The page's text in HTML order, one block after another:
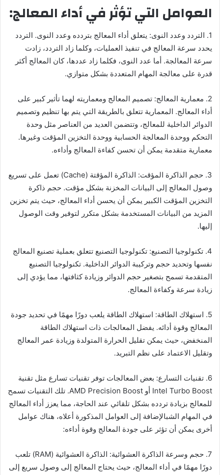
العوامل التي تؤثر في أداء المعالج:
1. التردد وعدد النوى: يتعلق أداء المعالج بتردده وعدد النوى. التردد
يحدد سرعة المعالج في تنفيذ العمليات، وكلما زاد التردد، زادت
سرعة المعالجة. أما عدد النوى، فكلما زاد عددها، كان المعالج أكثر
قدرة على معالجة المهام المتعددة بشكل متوازي.
2. معمارية المعالج: تصميم المعالج ومعماريته لهما تأثير كبير على
أداء المعالج. المعمارية تتعلق بالطريقة التي يتم بها تنظيم وتصميم
الدوائر الداخلية للمعالج، وتتضمن العديد من العناصر مثل وحدة
التحكم ووحدة المعالجة الحسابية ووحدة التخزين المؤقت وغيرها.
معمارية متقدمة يمكن أن تحسن كفاءة المعالج وأداءه.
3. حجم الذاكرة المؤقت: الذاكرة المؤقتة (Cache) تعمل على تسريع
وصول المعالج إلى البيانات المخزنة بشكل مؤقت. حجم ذاكرة
التخزين المؤقت الكبير يمكن أن يحسن أداء المعالج، حيث يتم تخزين
المزيد من البيانات المستخدمة بشكل متكرر لتوفير وقت الوصول
إليها.
4. تكنولوجيا التصنيع: تكنولوجيا التصنيع تتعلق بعملية تصنيع المعالج
نفسها وتحديد حجم وتركيبة الدوائر الداخلية. تكنولوجيا التصنيع
المتقدمة تسمح بتصغير حجم الدوائر وزيادة كثافتها، مما يؤدي إلى
زيادة سرعة وكفاءة المعالج.
5. استهلاك الطاقة: استهلاك الطاقة يلعب دورًا مهمًا في تحديد جودة
المعالج وقوة أدائه. يفضل المعالجات ذات استهلاك الطاقة
المنخفض، حيث يمكن تقليل الحرارة المتولدة وزيادة عمر المعالج
وتقليل الاعتماد على نظم التبريد.
6. تقنيات التسارع: بعض المعالجات توفر تقنيات تسارع مثل تقنية
Intel Turbo Boost أو AMD Precision Boost. تلك التقنيات تسمح
للمعالج بزيادة تردده بشكل تلقائي عند الحاجة، مما يعزز أداء المعالج
في المهام الشبالإضافة إلى العوامل المذكورة أعلاه، هناك عوامل
أخرى يمكن أن تؤثر على جودة المعالج وقوة أداءه:
7. حجم وسرعة الذاكرة العشوائية: الذاكرة العشوائية (RAM) تلعب
دورًا مهمًا في أداء المعالج، حيث يحتاج المعالج إلى وصول سريع إلى